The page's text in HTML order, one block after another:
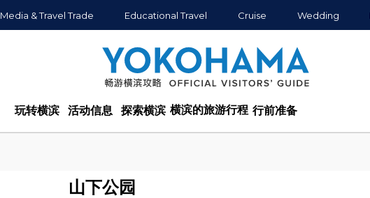
Media & Travel Trade Educational Travel Cruise Wedding
玩转横滨 活动信息 探索横滨 横滨的旅游行程 行前准备
山下公园